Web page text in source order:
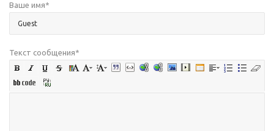
Ваше имя*
Текст сообщения*